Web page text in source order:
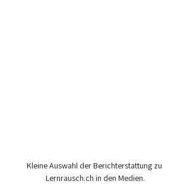
Kleine Auswahl der Berichterstattung zu
Lernrausch.ch in den Medien.